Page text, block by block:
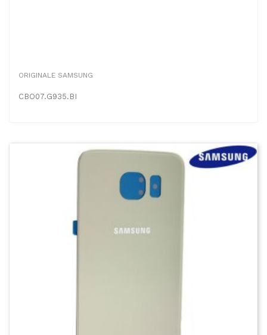
ORIGINALE SAMSUNG
CBO07.G935.BI